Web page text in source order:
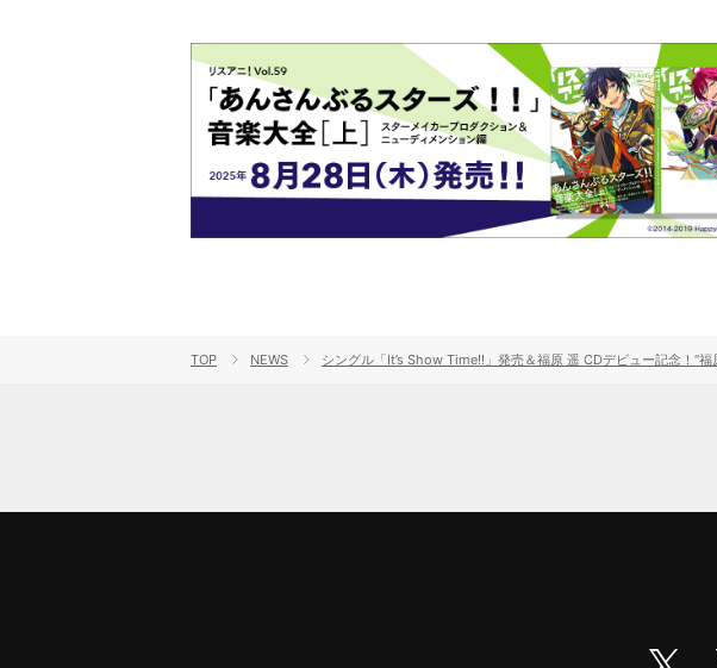
TOP NEWS シングル「It’s Show Time!!」発売＆福原 遥 CDデビュー記念！“